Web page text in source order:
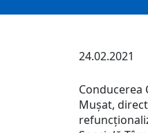
24.02.2021
Conducerea
Mușat,